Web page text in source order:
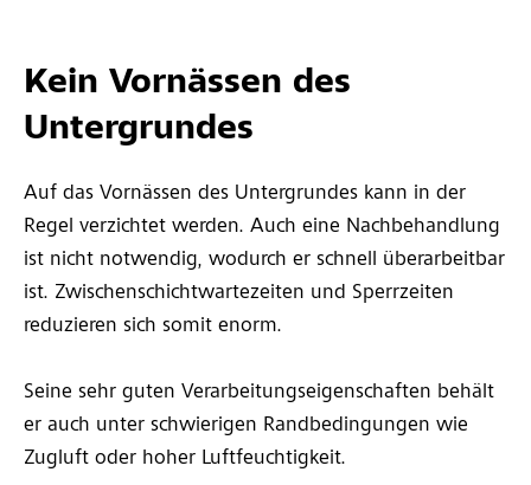
Kein Vornässen des
Untergrundes
Auf das Vornässen des Untergrundes kann in der
Regel verzichtet werden. Auch eine Nachbehandlung
ist nicht notwendig, wodurch er schnell überarbeitbar
ist. Zwischenschichtwartezeiten und Sperrzeiten
reduzieren sich somit enorm.
Seine sehr guten Verarbeitungseigenschaften behält
er auch unter schwierigen Randbedingungen wie
Zugluft oder hoher Luftfeuchtigkeit.